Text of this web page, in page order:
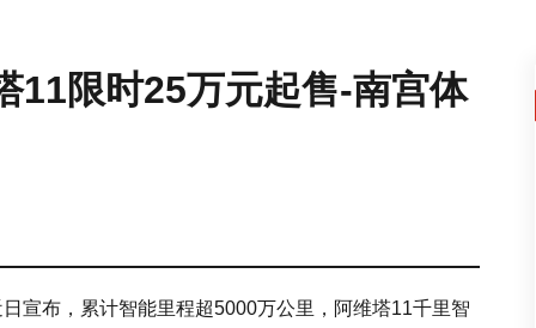
11限时25万元起售-南宫体
宣布，累计智能里程超5000万公里，阿维塔11千里智